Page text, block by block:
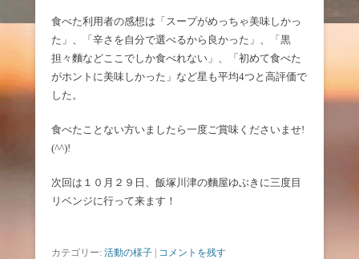
食べた利用者の感想は「スープがめっちゃ美味しかっ
た」、「辛さを自分で選べるから良かった」、「黒
担々麵などここでしか食べれない」、「初めて食べた
がホントに美味しかった」など星も平均4つと高評価で
した。
食べたことない方いましたら一度ご賞味くださいませ!
(^^)!
次回は１０月２９日、飯塚川津の麵屋ゆぶきに三度目
リベンジに行って来ます！
カテゴリー: 活動の様子 | コメントを残す